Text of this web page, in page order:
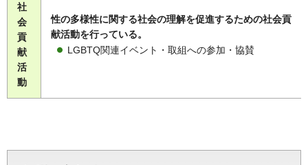
社
会
貢
献
活
動
性の多様性に関する社会の理解を促進するための社会貢
献活動を行っている。
LGBTQ関連イベント・取組への参加・協賛